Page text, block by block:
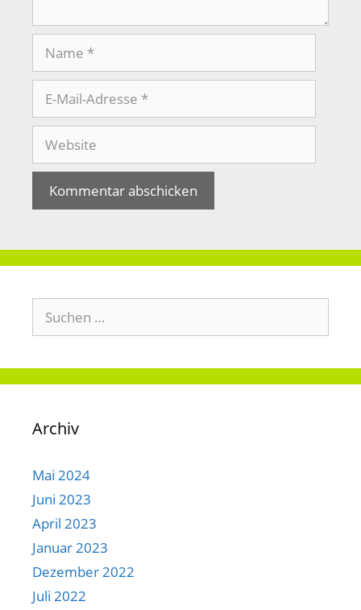
Mail-
Adresse
Website
Suchen
nach:
Archiv
Mai 2024
Juni 2023
April 2023
Januar 2023
Dezember 2022
Juli 2022